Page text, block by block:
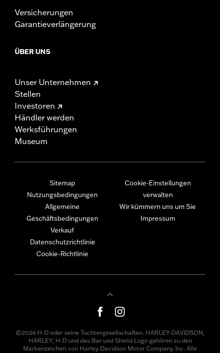
Versicherungen
Garantieverlängerung
ÜBER UNS
Unser Unternehmen
Stellen
Investoren
Händler werden
Werksführungen
Museum
Sitemap
Nutzungsbedingungen
Allgemeine
Geschäftsbedingungen
Verkauf
Datenschutzrichtlinie
Cookie-Richtlinie
Cookie-Einstellungen
verwalten
Wir kümmern uns um Sie
Impressum
©2026 H-D oder seine Tochtergesellschaften. HARLEY-DAVIDSON,
HARLEY, H-D und das Bar und Shield-Logo gehören zu den
Markenzeichen von Harley-Davidson Motor Company, Inc. Alle